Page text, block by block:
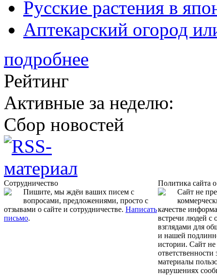
Русские растения в
Аптекарский огород
подробнее
Рейтинг
Активные за неделю:
Сбор новостей
Сотрудничество
Пишите, мы ждёи ваших писем с
вопросами, предложениями, просто с
отзывами о сайте и сотрудничестве. Написать
письмо.
Политика сайта
Сайт не
качестве
встречи людей с
взглядами для
и нашей
истории. Сайт не
материалы
нарушениях